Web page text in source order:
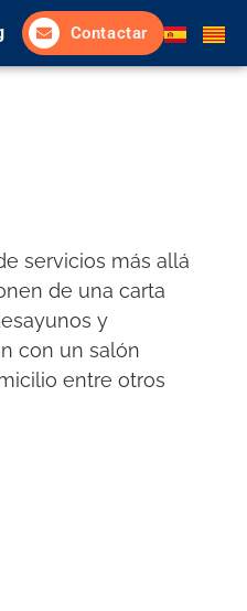
Contactar
servicios más allá
de una carta
y
con un salón
entre otros